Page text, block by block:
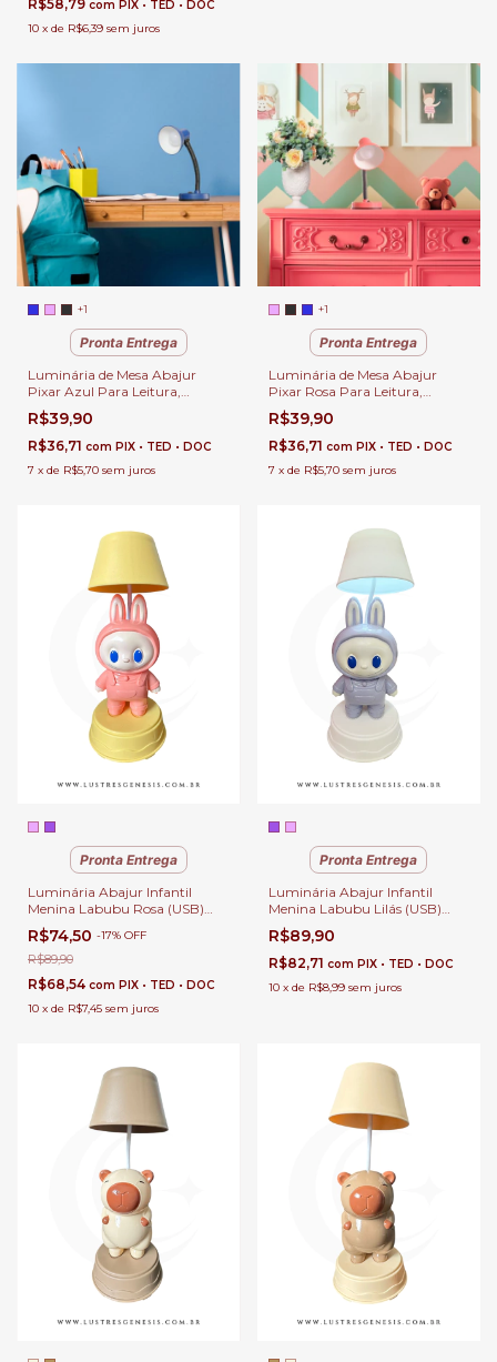
R$58,79 com PIX • TED • DOC
10 x de R$6,39 sem juros
+1
Pronta Entrega
Luminária de Mesa Abajur
Pixar Azul Para Leitura,
Quartos, Escritório e
Escrivaninhas
R$39,90
R$36,71 com PIX • TED • DOC
7 x de R$5,70 sem juros
+1
Pronta Entrega
Luminária de Mesa Abajur
Pixar Rosa Para Leitura,
Quartos, Escritório e
Escrivaninhas
R$39,90
R$36,71 com PIX • TED • DOC
7 x de R$5,70 sem juros
Pronta Entrega
Luminária Abajur Infantil
Menina Labubu Rosa (USB)
Para Cabeceira, Escrivaninhas
e Presentes | Incluso Apontador
| 3 Iluminações
R$74,50 -17% OFF
R$89,90
R$68,54 com PIX • TED • DOC
10 x de R$7,45 sem juros
Pronta Entrega
Luminária Abajur Infantil
Menina Labubu Lilás (USB)
Para Cabeceira, Escrivaninhas
e Presentes | Incluso Apontador
| 3 Iluminações
R$89,90
R$82,71 com PIX • TED • DOC
10 x de R$8,99 sem juros